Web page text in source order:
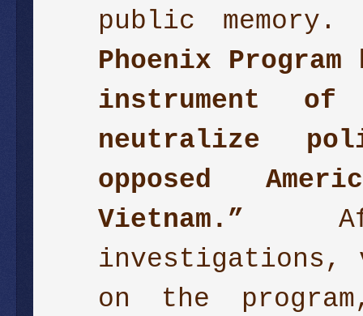
public memory.
Phoenix
instrument
neutralize
opposed
Vietnam.”
investigations,
on the